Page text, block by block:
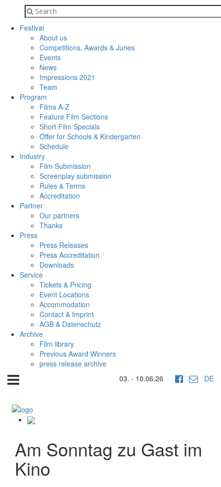
Festival
About us
Competitions, Awards & Juries
Events
News
Impressions 2021
Team
Program
Films A-Z
Feature Film Sections
Short Film Specials
Offer for Schools & Kindergarten
Schedule
Industry
Film Submission
Screenplay submission
Rules & Terms
Accreditation
Partner
Our partners
Thanks
Press
Press Releases
Press Accreditation
Downloads
Service
Tickets & Pricing
Event Locations
Accommodation
Contact & Imprint
AGB & Datenschutz
Archive
Film library
Previous Award Winners
press release archive
03. - 10.06.26
DE
Am Sonntag zu Gast im
Kino